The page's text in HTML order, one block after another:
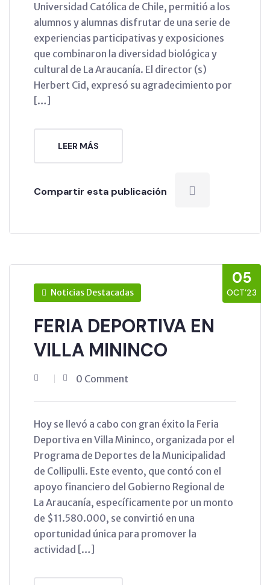
Universidad Católica de Chile, permitió a los
alumnos y alumnas disfrutar de una serie de
experiencias participativas y exposiciones
que combinaron la diversidad biológica y
cultural de La Araucanía. El director (s)
Herbert Cid, expresó su agradecimiento por
[…]
LEER MÁS
Compartir esta publicación
05
OCT’23
Noticias Destacadas
FERIA DEPORTIVA EN
VILLA MININCO
0 Comment
Hoy se llevó a cabo con gran éxito la Feria
Deportiva en Villa Mininco, organizada por el
Programa de Deportes de la Municipalidad
de Collipulli. Este evento, que contó con el
apoyo financiero del Gobierno Regional de
La Araucanía, específicamente por un monto
de $11.580.000, se convirtió en una
oportunidad única para promover la
actividad […]